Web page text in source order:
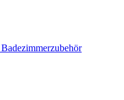
Badezimmerzubehör